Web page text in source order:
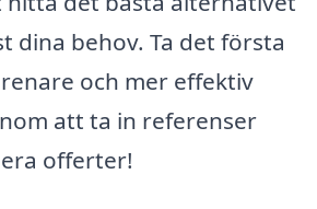
dina behov. Ta det första
och mer effektiv
att ta in referenser
offerter!